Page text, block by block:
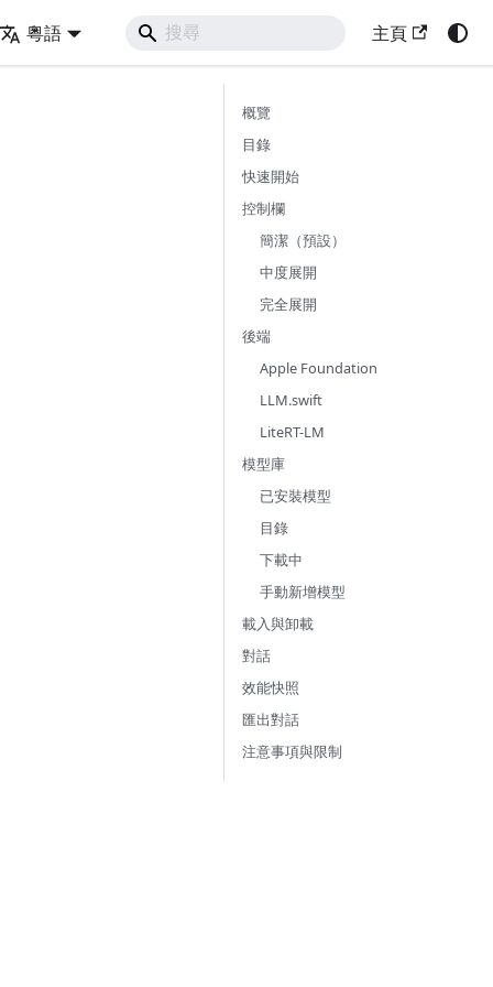
粵語 主頁
概覽
目錄
快速開始
控制欄
簡潔（預設）
中度展開
完全展開
後端
Apple Foundation
LLM.swift
LiteRT-LM
模型庫
已安裝模型
目錄
下載中
手動新增模型
載入與卸載
對話
效能快照
匯出對話
注意事項與限制